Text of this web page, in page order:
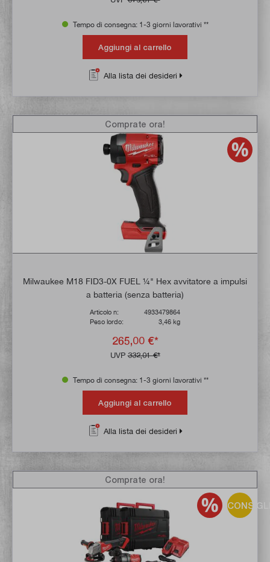
Tempo di consegna: 1-3 giorni lavorativi **
Aggiungi al carrello
Alla lista dei desideri
Milwaukee M18 FID3-0X FUEL ¼" Hex avvitatore a impulsi
a batteria (senza batteria)
Articolo n:
4933479864
Peso lordo:
3,46 kg
265,00 €*
UVP332,01 €*
Comprate ora!
Tempo di consegna: 1-3 giorni lavorativi **
Aggiungi al carrello
Alla lista dei desideri
Comprate ora!